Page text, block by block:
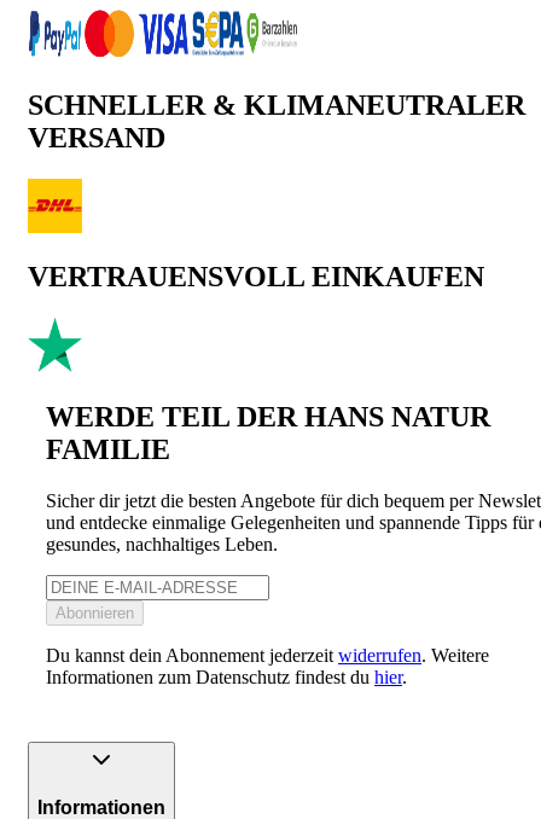
SCHNELLER & KLIMANEUTRALER
VERSAND
VERTRAUENSVOLL EINKAUFEN
WERDE TEIL DER HANS NATUR
FAMILIE
Sicher dir jetzt die besten Angebote für dich bequem per
und entdecke einmalige Gelegenheiten und spannende Tipps für
gesundes, nachhaltiges Leben.
Abonnieren
Du kannst dein Abonnement jederzeit widerrufen. Weitere
Informationen zum Datenschutz findest du hier.
Informationen